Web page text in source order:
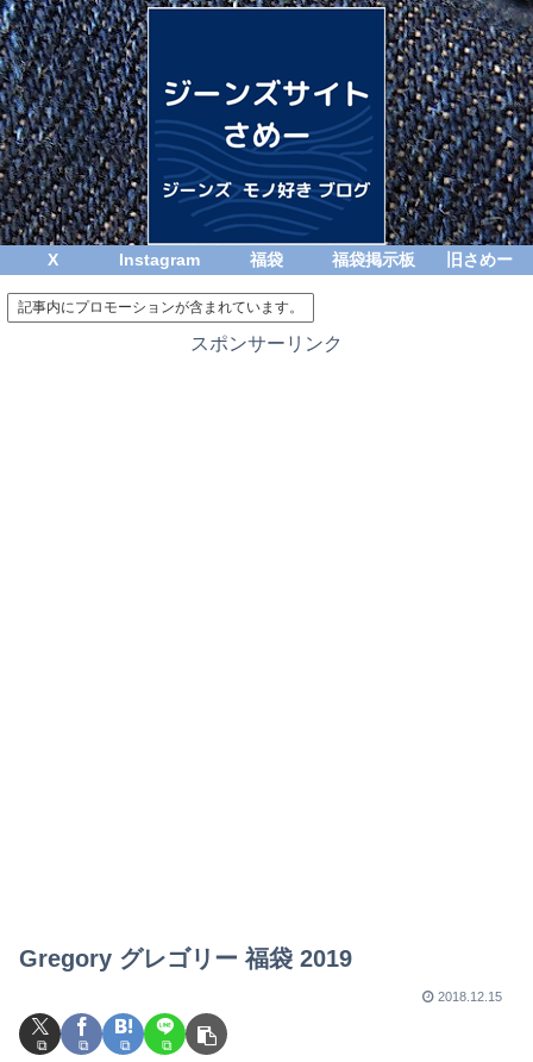
X Instagram 福袋 福袋掲示板 旧さめー
記事内にプロモーションが含まれています。
スポンサーリンク
Gregory グレゴリー 福袋 2019
2018.12.15